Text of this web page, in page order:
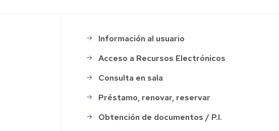
Menu
Información al usuario
Acceso a Recursos Electrónicos
Consulta en sala
Préstamo, renovar, reservar
Obtención de documentos / P.I.